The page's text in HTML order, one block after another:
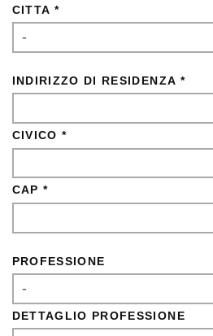
CITTA *
INDIRIZZO DI RESIDENZA *
CIVICO *
CAP *
PROFESSIONE
DETTAGLIO PROFESSIONE